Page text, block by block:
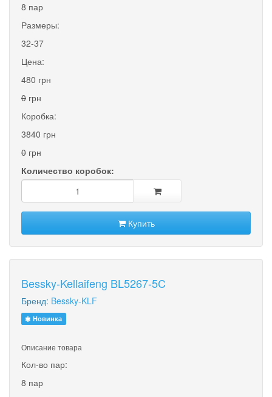
8 пар
Размеры:
32-37
Цена:
480 грн
0 грн
Коробка:
3840 грн
0 грн
Количество коробок:
Купить
Bessky-Kellaifeng BL5267-5C
Бренд: Bessky-KLF
Новинка
Описание товара
Кол-во пар:
8 пар